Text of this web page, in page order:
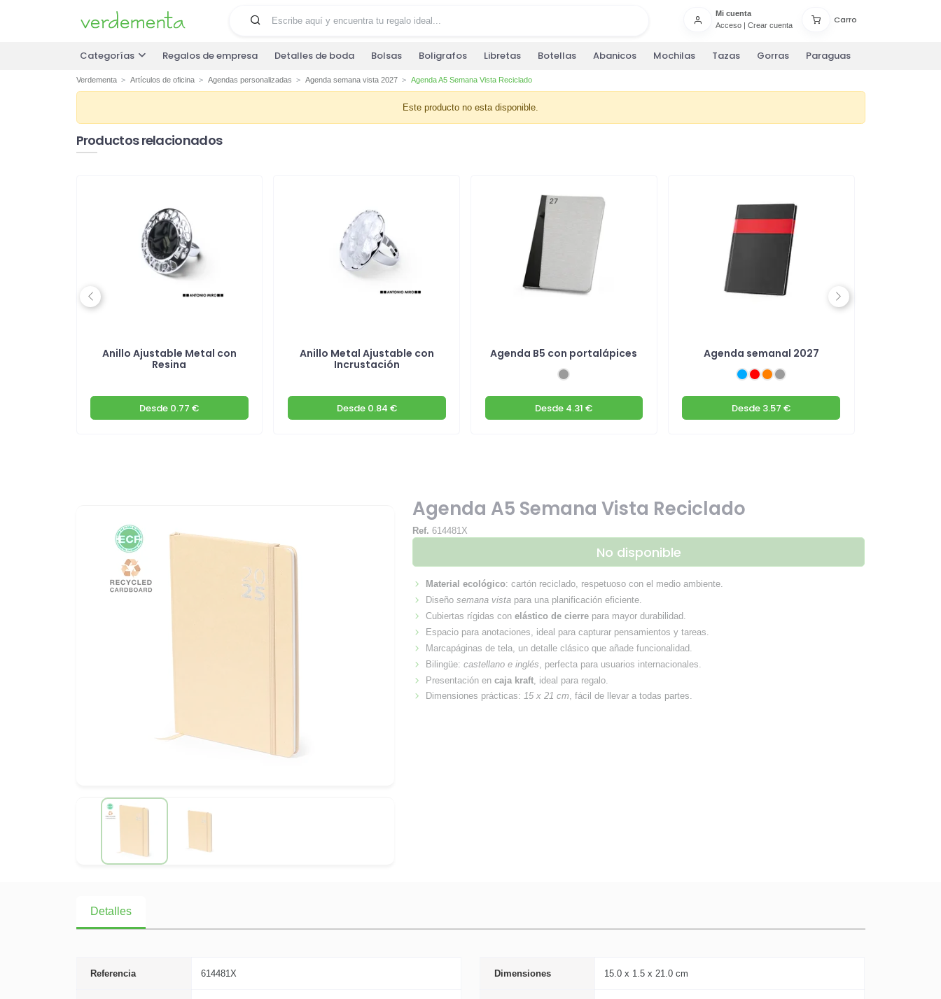
Mi cuenta
Acceso| Crear cuenta
Carro
Categorías Regalos de empresa Detalles de boda Bolsas Boligrafos Libretas Botellas Abanicos Mochilas Tazas Gorras Paraguas
Verdementa Artículos de oficina Agendas personalizadas Agenda semana vista 2027 Agenda A5 Semana Vista Reciclado
Este producto no esta disponible.
Productos relacionados
Anillo Ajustable Metal con
Resina
Desde 0.77 €
Anillo Metal Ajustable con
Incrustación
Desde0.84 €
Agenda B5 con portalápices
Desde 4.31 €
Agenda semanal 2027
Desde 3.57 €
Previous Next
Agenda A5 Semana Vista Reciclado
Ref. 614481X
No disponible
Material ecológico: cartón reciclado, respetuoso con el medio ambiente.
Diseñosemana vista para una planificación eficiente.
Cubiertas rígidas conelástico de cierre para mayor durabilidad.
Espacio para anotaciones, ideal para capturar pensamientos y tareas.
Marcapáginas de tela, un detalle clásico que añade funcionalidad.
Bilingüe:castellano e inglés , perfecta para usuarios internacionales.
Presentación encaja kraft , ideal para regalo.
Dimensiones prácticas:15 x 21 cm, fácil de llevar a todas partes.
Detalles
Referencia 614481X Dimensiones 15.0 x 1.5 x 21.0 cm